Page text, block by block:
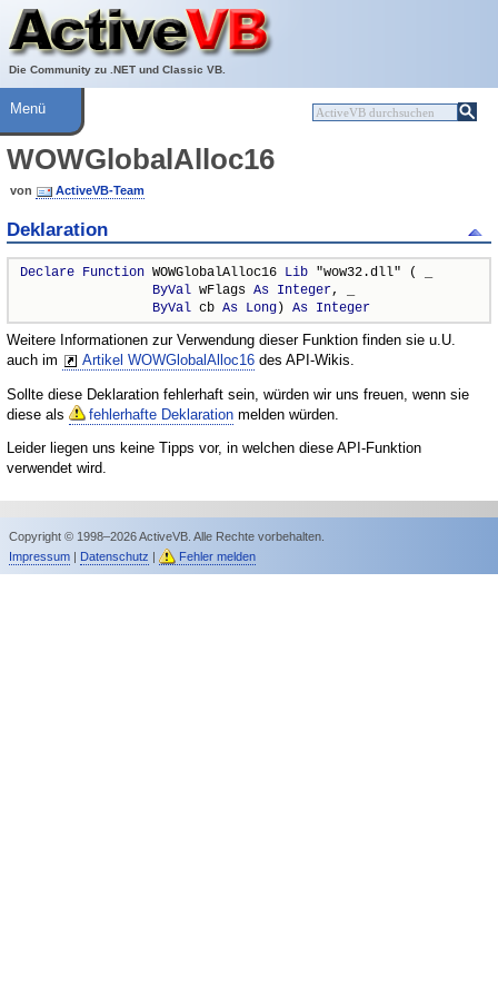
Die Community zu .NET und Classic VB.
Über ActiveVB
Hilfe
Menü
WOWGlobalAlloc16
von ActiveVB-Team
Deklaration
Declare Function WOWGlobalAlloc16 Lib "wow32.dll" ( _
ByVal wFlags As Integer, _
ByVal cb As Long) As Integer
Weitere Informationen zur Verwendung dieser Funktion finden sie u.U.
auch im
Artikel WOWGlobalAlloc16 des API-Wikis.
Sollte diese Deklaration fehlerhaft sein, würden wir uns freuen, wenn sie
diese als
fehlerhafte Deklaration melden würden.
Leider liegen uns keine Tipps vor, in welchen diese API-Funktion
verwendet wird.
Copyright © 1998–2026 ActiveVB. Alle Rechte vorbehalten.
Impressum| Datenschutz | Fehler melden